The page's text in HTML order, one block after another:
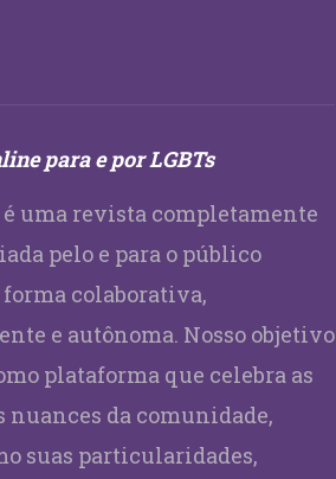
para e por LGBTs
uma revista completamente
pelo e para o público
forma colaborativa,
e autônoma. Nosso objetivo
plataforma que celebra as
nuances da comunidade,
suas particularidades,